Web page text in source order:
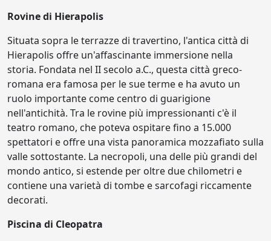
Rovine di Hierapolis
Situata sopra le terrazze di travertino, l'antica città di
Hierapolis offre un'affascinante immersione nella
storia. Fondata nel II secolo a.C., questa città greco-
romana era famosa per le sue terme e ha avuto un
ruolo importante come centro di guarigione
nell'antichità. Tra le rovine più impressionanti c'è il
teatro romano, che poteva ospitare fino a 15.000
spettatori e offre una vista panoramica mozzafiato sulla
valle sottostante. La necropoli, una delle più grandi del
mondo antico, si estende per oltre due chilometri e
contiene una varietà di tombe e sarcofagi riccamente
decorati.
Piscina di Cleopatra